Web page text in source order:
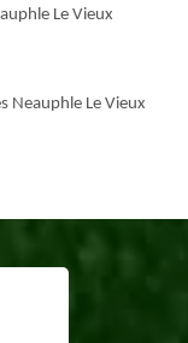
Le Vieux
Neauphle Le Vieux